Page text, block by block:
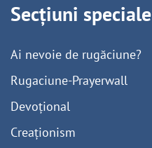
Secțiuni speciale
Ai nevoie de rugăciune?
Rugaciune-Prayerwall
Devoțional
Creaționism